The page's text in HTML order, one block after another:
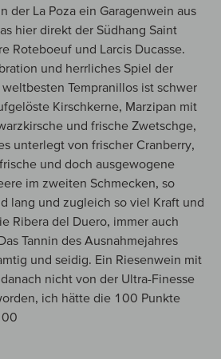
der La Poza ein Garagenwein aus
hier direkt der Südhang Saint
Roteboeuf und Larcis Ducasse.
und herrliches Spiel der
weltbesten Tempranillos ist schwer
Kirschkerne, Marzipan mit
und frische Zwetschge,
unterlegt von frischer Cranberry,
und doch ausgewogene
im zweiten Schmecken, so
lang und zugleich so viel Kraft und
Ribera del Duero, immer auch
Tannin des Ausnahmejahres
und seidig. Ein Riesenwein mit
nicht von der Ultra-Finesse
ich hätte die 100 Punkte